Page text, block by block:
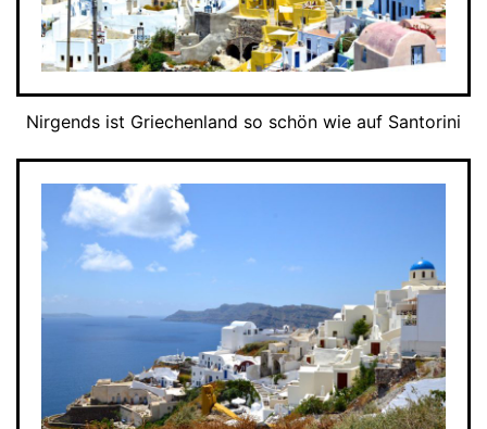
Nirgends ist Griechenland so schön wie auf Santorini